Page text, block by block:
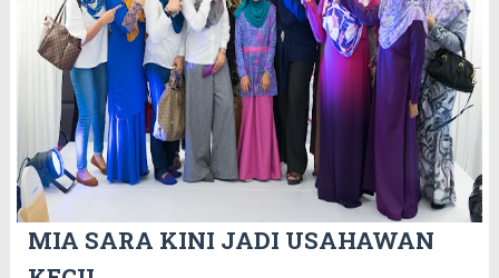
MIA SARA KINI JADI USAHAWAN